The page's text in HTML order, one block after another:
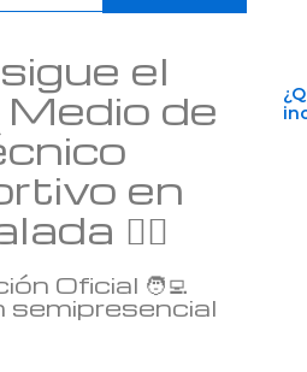
cantidad
el
de
en
🧗‍♂️
Oficial 🧑‍💻
semipresencial